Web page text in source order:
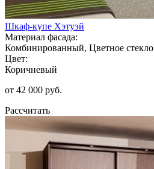
Шкаф-купе Хэтуэй
Материал фасада:
Комбинированный, Цветное стекло
Цвет:
Коричневый
от 42 000 руб.
Рассчитать